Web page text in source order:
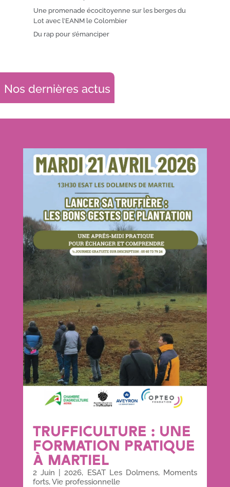
Une promenade écocitoyenne sur les berges du
Lot avec l’EANM le Colombier
Du rap pour s’émanciper
Nos dernières actus
TRUFFICULTURE : UNE
FORMATION PRATIQUE
À MARTIEL
2 Juin |2026, ESAT Les Dolmens, Moments
forts,Vie professionnelle